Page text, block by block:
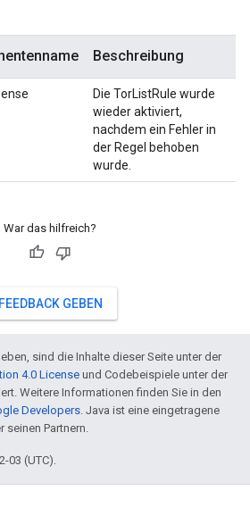
Beschreibung
Die TorListRule wurde
wieder aktiviert,
nachdem ein Fehler in
der Regel behoben
wurde.
War das hilfreich?
FEEDBACK GEBEN
sind die Inhalte dieser Seite unter der
4.0 License und Codebeispiele unter der
Weitere Informationen finden Sie in den
Developers. Java ist eine eingetragene
seinen Partnern.
03 (UTC).